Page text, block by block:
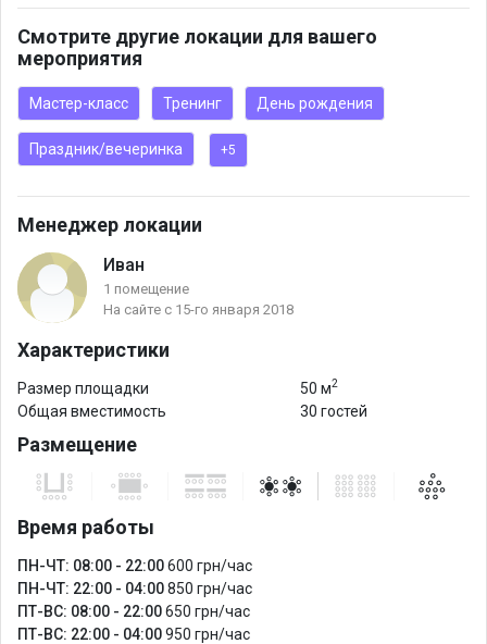
Смотрите другие локации для вашего
мероприятия
Мастер-класс Тренинг День рождения
Праздник/вечеринка +5
Менеджер локации
Иван
1 помещение
На сайте с 15-го января 2018
Характеристики
Размер площадки 50 м2
Общая вместимость 30 гостей
Размещение
Время работы
ПН-ЧТ: 08:00 - 22:00600 грн/час
ПН-ЧТ: 22:00 - 04:00850 грн/час
ПТ-ВС: 08:00 - 22:00650 грн/час
ПТ-ВС: 22:00 - 04:00950 грн/час